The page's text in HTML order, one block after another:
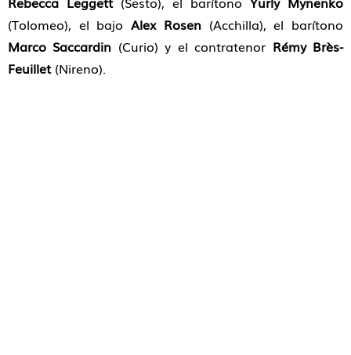
(Tolomeo), el bajoAlex Rosen(Acchilla), el barítono
Marco Saccardin (Curio) y el contratenor Rémy Brès-
Feuillet(Nireno).